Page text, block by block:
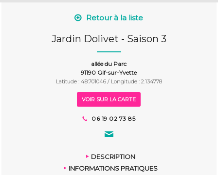
Retour à la liste
Jardin Dolivet - Saison 3
allée du Parc
91190 Gif-sur-Yvette
Latitude : 48.701046 / Longitude : 2.134778
VOIR SUR LA CARTE
06 19 02 73 85
DESCRIPTION
INFORMATIONS PRATIQUES